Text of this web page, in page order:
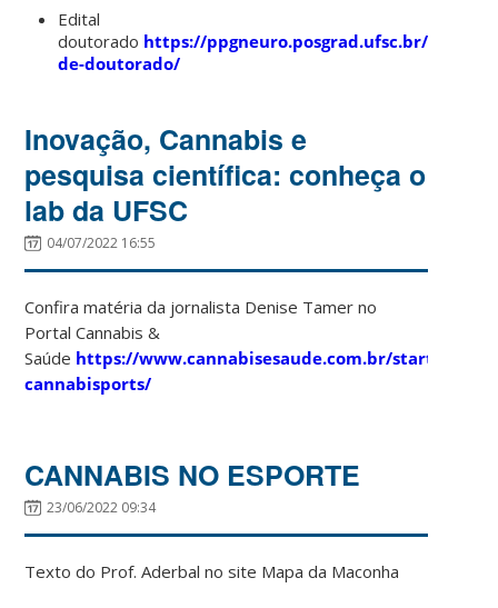
Edital
doutorado https://ppgneuro.posgrad.ufsc.br/selecao-
de-doutorado/
Inovação, Cannabis e
pesquisa científica: conheça o
lab da UFSC
04/07/2022 16:55
Confira matéria da jornalista Denise Tamer no
Portal Cannabis &
Saúde https://www.cannabisesaude.com.br/startup-
cannabisports/
CANNABIS NO ESPORTE
23/06/2022 09:34
Texto do Prof. Aderbal no site Mapa da Maconha